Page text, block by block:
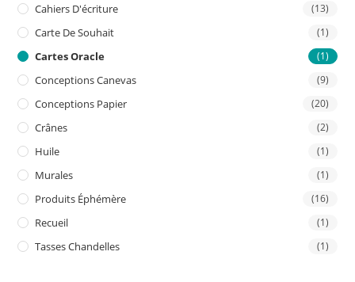
Cahiers D'écriture (13)
Carte De Souhait (1)
Cartes Oracle (1)
Conceptions Canevas (9)
Conceptions Papier (20)
Crânes (2)
Huile (1)
Murales (1)
Produits Éphémère (16)
Recueil (1)
Tasses Chandelles (1)